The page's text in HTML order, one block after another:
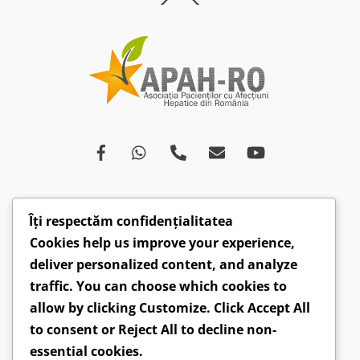
To
Despre Afecțiuni
Campanii
Drepturi
Susținători Opinii
Video
Articole
Comunicate
CONTACT: hepatobv@gmail.com | 0721 304 160 |
Faceboook.com/hepatoromania |GDPR
Îți respectăm confidențialitatea
Cookies help us improve your experience,
deliver personalized content, and analyze
traffic. You can choose which cookies to
allow by clicking Customize. ClickAccept All
to consent or Reject All to decline non-
essential cookies.